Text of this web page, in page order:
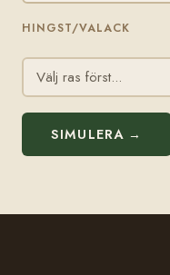
HINGST/VALACK
SIMULERA →